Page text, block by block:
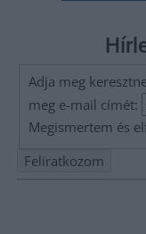
Adja meg
meg e-mail címét:
Megismertem és